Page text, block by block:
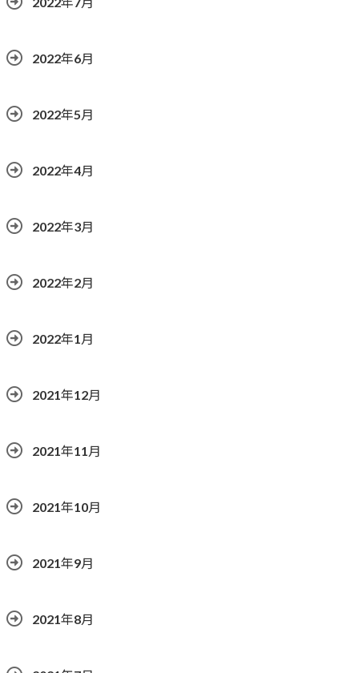
2022年6月
2022年5月
2022年4月
2022年3月
2022年2月
2022年1月
2021年12月
2021年11月
2021年10月
2021年9月
2021年8月